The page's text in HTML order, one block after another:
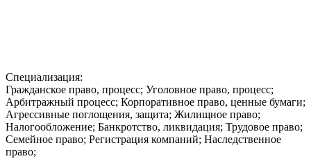
Специализация:
Гражданское право, процесс; Уголовное право, процесс;
Арбитражный процесс; Корпоративное право, ценные бумаги;
Агрессивные поглощения, защита; Жилищное право;
Налогообложение; Банкротство, ликвидация; Трудовое право;
Семейное право; Регистрация компаний; Наследственное
право;